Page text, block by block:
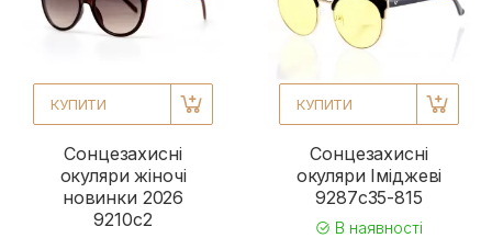
КУПИТИ
Сонцезахисні
окуляри жіночі
новинки 2026
9210c2
КУПИТИ
Сонцезахисні
окуляри Іміджеві
9287c35-815
В наявності